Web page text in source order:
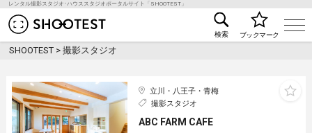
レンタル撮影スタジオ･ハウススタジオポータルサイト「SHOOTEST」
レンタル撮影スタジオ･ハウススタジオ検索の
検索 ブックマーク
SHOOTEST >撮影スタジオ
立川・八王子・青梅
撮影スタジオ
ABC FARM CAFE